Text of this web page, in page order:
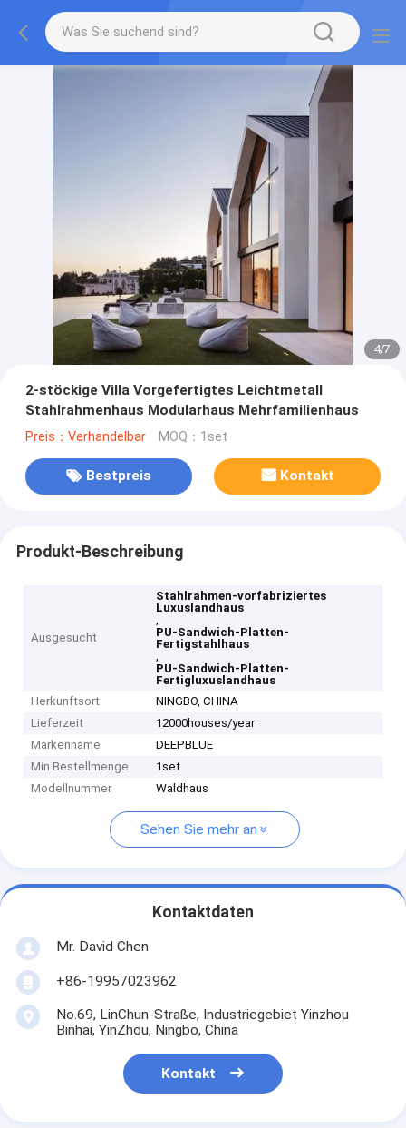
4/7
2-stöckige Villa Vorgefertigtes Leichtmetall
Stahlrahmenhaus Modularhaus Mehrfamilienhaus
Preis：Verhandelbar MOQ：1set
Bestpreis Kontakt
Produkt-Beschreibung
Ausgesucht
Stahlrahmen-vorfabriziertes
Luxuslandhaus
,
PU-Sandwich-Platten-
Fertigstahlhaus
,
PU-Sandwich-Platten-
Fertigluxuslandhaus
Herkunftsort
NINGBO, CHINA
Lieferzeit
12000houses/year
Markenname
DEEPBLUE
Min Bestellmenge
1set
Modellnummer
Waldhaus
Sehen Sie mehr an
Kontaktdaten
Mr. David Chen
+86-19957023962
No.69, LinChun-Straße, Industriegebiet Yinzhou
Binhai, YinZhou, Ningbo, China
Kontakt